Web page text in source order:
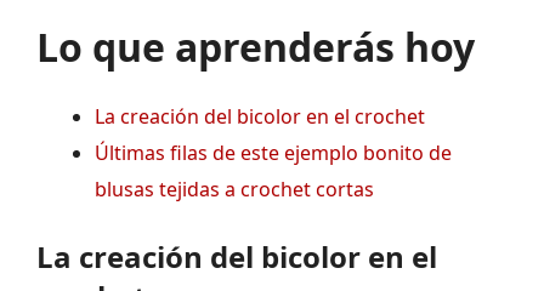
Lo que aprenderás hoy
La creación del bicolor en el crochet
Últimas filas de este ejemplo bonito de
blusas tejidas a crochet cortas
La creación del bicolor en el